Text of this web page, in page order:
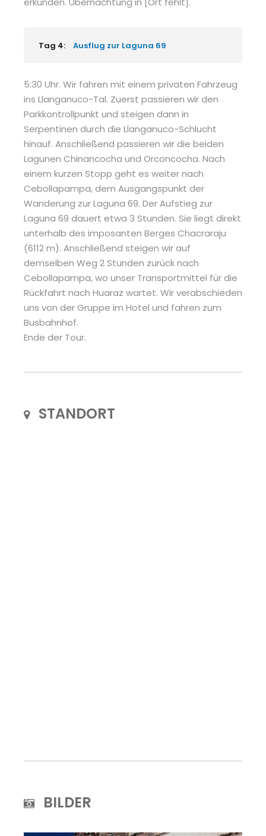
Tag 4: Ausflug zur Laguna 69
5:30 Uhr. Wir fahren mit einem privaten Fahrzeug
ins Llanganuco-Tal. Zuerst passieren wir den
Parkkontrollpunkt und steigen dann in
Serpentinen durch die Llanganuco-Schlucht
hinauf. Anschließend passieren wir die beiden
Lagunen Chinancocha und Orconcocha. Nach
einem kurzen Stopp geht es weiter nach
Cebollapampa, dem Ausgangspunkt der
Wanderung zur Laguna 69. Der Aufstieg zur
Laguna 69 dauert etwa 3 Stunden. Sie liegt direkt
unterhalb des imposanten Berges Chacraraju
(6112 m). Anschließend steigen wir auf
demselben Weg 2 Stunden zurück nach
Cebollapampa, wo unser Transportmittel für die
Rückfahrt nach Huaraz wartet. Wir verabschieden
uns von der Gruppe im Hotel und fahren zum
Busbahnhof.
Ende der Tour.
STANDORT
BILDER